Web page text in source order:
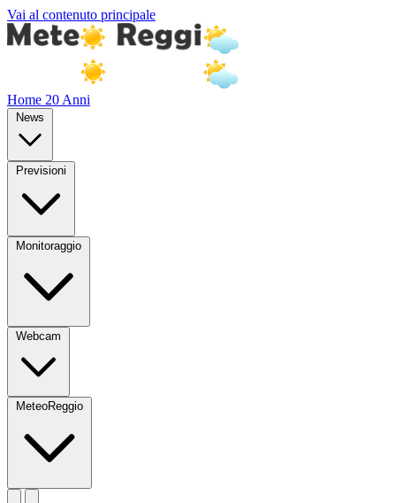
Vai al contenuto principale
Home 20 Anni
News
Previsioni
Monitoraggio
Webcam
MeteoReggio